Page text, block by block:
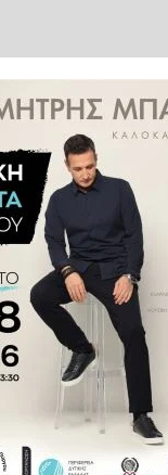
Ακολουθήστε το
Newsκαι